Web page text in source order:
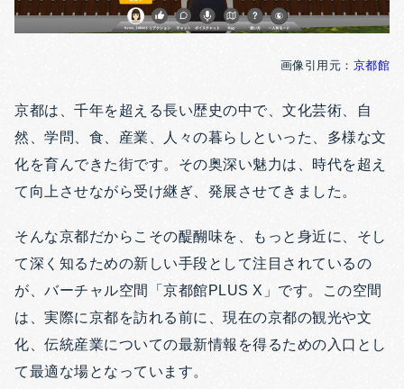
画像引用元： 京都館
京都は、千年を超える長い歴史の中で、文化芸術、自
然、学問、食、産業、人々の暮らしといった、多様な文
化を育んできた街です。その奥深い魅力は、時代を超え
て向上させながら受け継ぎ、発展させてきました。
そんな京都だからこその醍醐味を、もっと身近に、そし
て深く知るための新しい手段として注目されているの
が、バーチャル空間「京都館PLUS X」です。この空間
は、実際に京都を訪れる前に、現在の京都の観光や文
化、伝統産業についての最新情報を得るための入口とし
て最適な場となっています。